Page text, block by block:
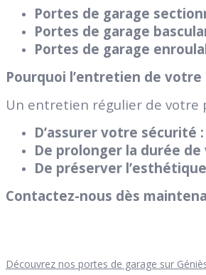
Portes de garage
Portes de garage
Portes de garage
Pourquoi l’entretien de
Un entretien régulier de votre
D’assurer votre sécurité :
De prolonger la durée
De préserver
Contactez-nous dès
Découvrez nos portes de garage sur